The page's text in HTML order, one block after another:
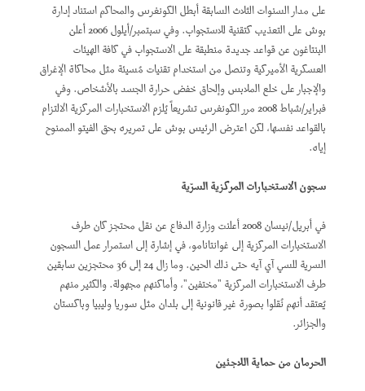
على مدار السنوات الثلاث السابقة أبطل الكونغرس والمحاكم استناد إدارة
بوش على التعذيب كتقنية للاستجواب. وفي سبتمبر/أيلول 2006 أعلن
البنتاغون عن قواعد جديدة منطبقة على الاستجواب في كافة الهيئات
العسكرية الأميركية وتنصل من استخدام تقنيات مُسيئة مثل محاكاة الإغراق
والإجبار على خلع الملابس وإلحاق خفض حرارة الجسد بالأشخاص. وفي
فبراير/شباط 2008 مرر الكونغرس تشريعاً يُلزم الاستخبارات المركزية الالتزام
بالقواعد نفسها، لكن اعترض الرئيس بوش على تمريره بحق الفيتو الممنوح
إياه.
سجون الاستخبارات المركزية السرّية
في أبريل/نيسان 2008 أعلنت وزارة الدفاع عن نقل محتجز كان طرف
الاستخبارات المركزية إلى غوانتانامو، في إشارة إلى استمرار عمل السجون
السرية للسي آي آيه حتى ذلك الحين. وما زال 24 إلى 36 محتجزين سابقين
طرف الاستخبارات المركزية "مختفين"، وأماكنهم مجهولة. والكثير منهم
يُعتقد أنهم نُقلوا بصورة غير قانونية إلى بلدان مثل سوريا وليبيا وباكستان
والجزائر.
الحرمان من حماية اللاجئين